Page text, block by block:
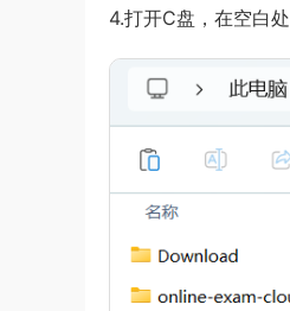
4.打开C盘，在空白